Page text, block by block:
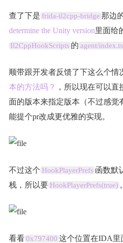
查了下是 frida-il2cpp-bridge 那边
determine the Unity version里面给
Il2CppHookScripts 的 agent/index.ts
顺带跟开发者反馈了下这么个情
本的方法吗？
，所以现在可以直
面的版本来指定版本（不过感觉
能提个pr改成更优雅的实现。
不过这个 HookPlayerPrefs 函数默
栈，所以要 HookPlayerPrefs(true) 。
看看0x797400 这个位置在IDA里